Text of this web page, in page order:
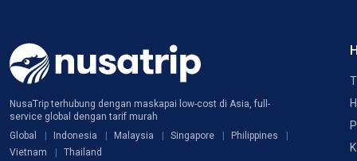
NusaTrip terhubung dengan maskapai low-cost di Asia, full-
service global dengan tarif murah
Global
Indonesia Malaysia Singapore
Philippines
Vietnam
Thailand